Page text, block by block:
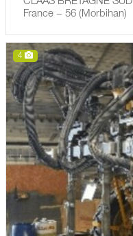
France − 56 (Morbihan)
4